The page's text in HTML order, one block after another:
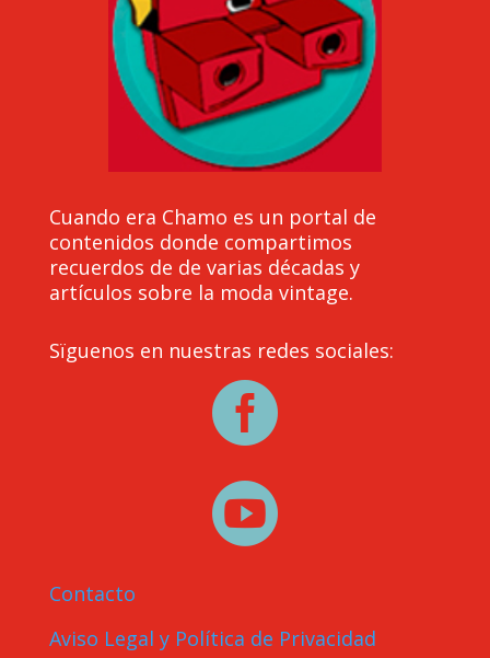
Cuando era Chamo es un portal de
contenidos donde compartimos
recuerdos de de varias décadas y
artículos sobre la moda vintage.
Sïguenos en nuestras redes sociales:


Contacto
Aviso Legal y Política de Privacidad